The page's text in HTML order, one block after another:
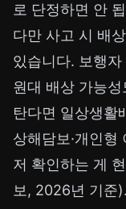
로 단정하면 안
다만 사고 시 배
있습니다. 보행
원대 배상 가능
탄다면 일상생활
상해담보·개인형
저 확인하는 게
보, 2026년 기준).